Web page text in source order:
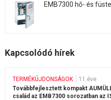
EMB7300 hő- és
Kapcsolódó hírek
TERMÉKÚJDONSÁGOK
11 éve
Továbbfejlesztett kompakt
család az EMB7300 sorozatban az